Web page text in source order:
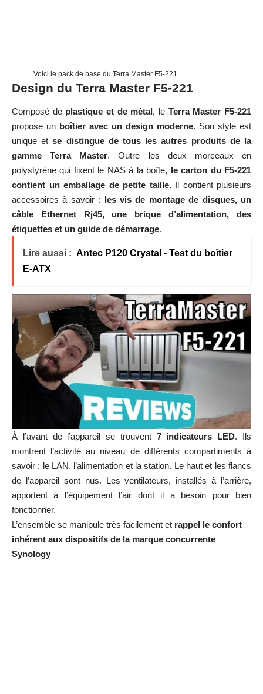
Voici le pack de base du Terra Master F5-221
Design du Terra Master F5-221
Composé de plastique et de métal, le Terra Master F5-221
propose un boîtier avec un design moderne. Son style est
unique etse distingue de tous les autres produits de la
gamme Terra Master. Outre les deux morceaux en
polystyrène qui fixent le NAS à la boîte, le carton du F5-221
contient un emballage de petite taille.Il contient plusieurs
accessoires à savoir : les vis de montage de disques, un
câble Ethernet Rj45, une brique d’alimentation, des
étiquettes et un guide de démarrage.
Lire aussi : Antec P120 Crystal - Test du boîtier
E-ATX
À l’avant de l’appareil se trouvent 7 indicateurs LED. Ils
montrent l’activité au niveau de différents compartiments à
savoir : le LAN, l’alimentation et la station. Le haut et les flancs
de l’appareil sont nus. Les ventilateurs, installés à l’arrière,
apportent à l’équipement l’air dont il a besoin pour bien
fonctionner.
L’ensemble se manipule très facilement et rappel le confort
inhérent aux dispositifs de la marque concurrente
Synology